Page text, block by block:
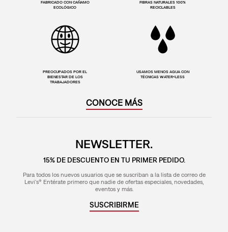
FABRICADO CON CAÑAMO
ECOLÓGICO
FIBRAS NATURALES 100%
RECICLABLES
PREOCUPADOS POR EL
BIENESTAR DE LOS
TRABAJADORES
USAMOS MENOS AGUA CON
TÉCNICAS WATER<LESS
CONOCE MÁS
NEWSLETTER.
15% DE DESCUENTO EN TU PRIMER PEDIDO.
Para todos los nuevos usuarios que se suscriban a la lista de correo de
Levi's® Entérate primero que nadie de ofertas especiales, novedades,
eventos y más.
SUSCRIBIRME